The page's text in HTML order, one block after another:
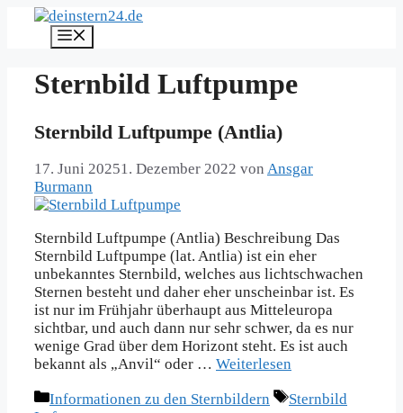
springen
Sternbild Luftpumpe
Sternbild Luftpumpe (Antlia)
17. Juni 20251. Dezember 2022 von Ansgar
Burmann
Sternbild Luftpumpe (Antlia) Beschreibung Das
Sternbild Luftpumpe (lat. Antlia) ist ein eher
unbekanntes Sternbild, welches aus lichtschwachen
Sternen besteht und daher eher unscheinbar ist. Es
ist nur im Frühjahr überhaupt aus Mitteleuropa
sichtbar, und auch dann nur sehr schwer, da es nur
wenige Grad über dem Horizont steht. Es ist auch
bekannt als „Anvil“ oder … Weiterlesen
Kategorien
Informationen zu den Sternbildern Schlagwörter
Sternbild